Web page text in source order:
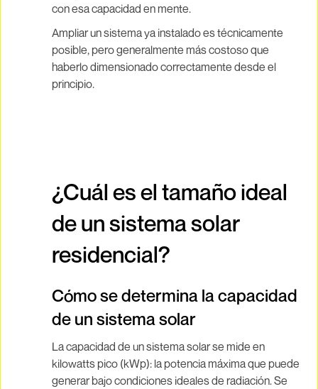
con esa capacidad en mente.
Ampliar un sistema ya instalado es técnicamente
posible, pero generalmente más costoso que
haberlo dimensionado correctamente desde el
principio.
¿Cuál es el tamaño ideal
de un sistema solar
residencial?
Cómo se determina la capacidad
de un sistema solar
La capacidad de un sistema solar se mide en
kilowatts pico (kWp): la potencia máxima que puede
generar bajo condiciones ideales de radiación. Se